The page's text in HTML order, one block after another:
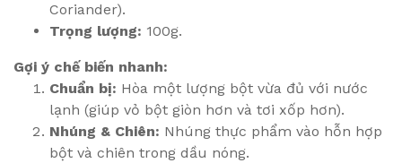
Coriander).
Trọng lượng: 100g.
Gợi ý chế biến nhanh:
Chuẩn bị: Hòa một lượng bột vừa đủ với nước
lạnh (giúp vỏ bột giòn hơn và tơi xốp hơn).
Nhúng & Chiên: Nhúng thực phẩm vào hỗn hợp
bột và chiên trong dầu nóng.